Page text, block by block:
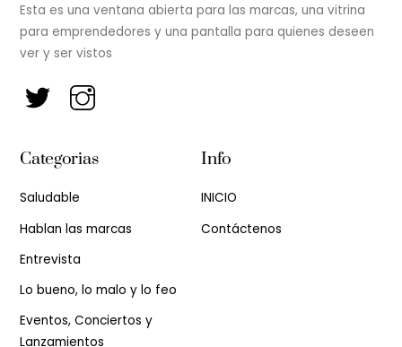
Esta es una ventana abierta para las marcas, una vitrina
para emprendedores y una pantalla para quienes deseen
ver y ser vistos
Categorias
Saludable
Hablan las marcas
Entrevista
Lo bueno, lo malo y lo feo
Eventos, Conciertos y
Lanzamientos
Info
INICIO
Contáctenos